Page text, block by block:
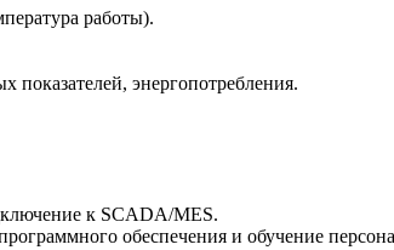
работы).
энергопотребления.
к SCADA/MES.
обеспечения и обучение